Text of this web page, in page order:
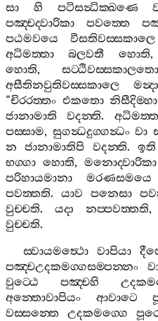
සා
හි පටිසන්‍ධික‍්ඛණෙ
පඤ‍්චද‍්වාරිකා
පවත‍්තෙ
පඨමවයෙ
වීසතිවස‍්සකාලෙ
අධිමත‍්තා
බලවතී හොති
හොති, සට‍්ඨිවස‍්සකාලතො
අසීතිනවුතිවස‍්සකාලෙ
මන්‍දා
“චිරරත‍්තං එකතො නිසීදිම‍්හා
ජානාමාති
වදන‍්ති.
පස‍්සාම, සුගන්‍ධදුග‍්ගන්‍ධං වා
න
ජානාමාතිපි වදන‍්ති.ඉති
භග‍්ගා හොති, මනොද‍්වාරිකා
පරිහායමානා
මරණසමයෙ
පවත‍්තති. යාව පනෙසා
වුච‍්චති.යදා නප‍්පවත‍්තති,
වුච‍්චති.
ස‍්වායමත්‍ථො
වාපියා
පඤ‍්චඋදකමග‍්ගසම‍්පන‍්නං
වුට‍්ඨෙ
පඤ‍්චහි
අන‍්තොවාපියං
ආවාටෙ
වස‍්සන‍්තෙ
උදකමග‍්ගෙ